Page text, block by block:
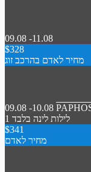
09.08 -11.08
$328
מחיר לאדם בהרכב זוג
09.08 -10.08
1 לילות לינה בלבד
$341
מחיר לאדם